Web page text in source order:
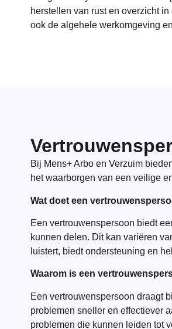
herstellen van rust en overzicht
ook de algehele werkomgeving
Bij Mens+ Arbo en Verzuim
het waarborgen van een veilige
Wat doet een
Een vertrouwenspersoon biedt
kunnen delen. Dit kan variëren
luistert, biedt ondersteuning en
Waarom is een
Een vertrouwenspersoon draagt
problemen sneller en effectiever
problemen die kunnen leiden tot